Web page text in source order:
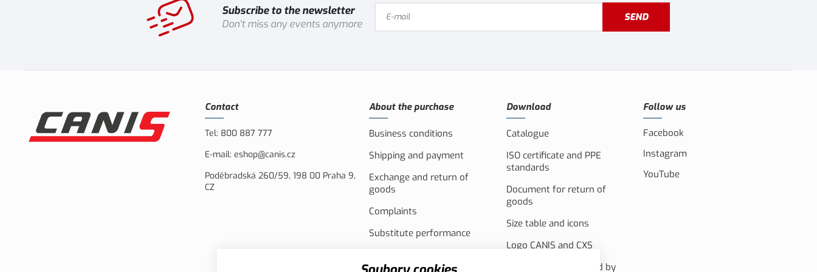
Subscribe to the newsletter
Don't miss any events anymore
SEND
Contact
Tel: 800 887 777
E-mail: eshop@canis.cz
Poděbradská 260/59, 198 00 Praha 9,
CZ
About the purchase
Business conditions
Shipping and payment
Exchange and return of
goods
Complaints
Substitute performance
Download
Catalogue
ISO certificate and PPE
standards
Document for return of
goods
Size table and icons
Logo CANIS and CXS
PV system co-financed by
Follow us
Facebook
Instagram
YouTube